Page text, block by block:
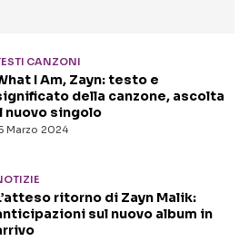
CANZONI
Marzo 2024
I Am, Zayn: testo e
della canzone, ascolta
nuovo singolo
ritorno di Zayn Malik:
sul nuovo album in